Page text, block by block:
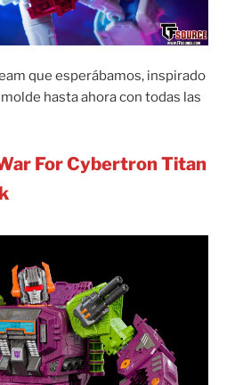
que esperábamos, inspirado
hasta ahora con todas las
For Cybertron Titan